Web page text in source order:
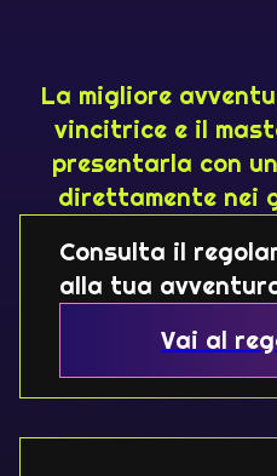
La migliore
vincitrice e il
presentarla con
direttamente nei
Consulta il
alla tua
Vai al